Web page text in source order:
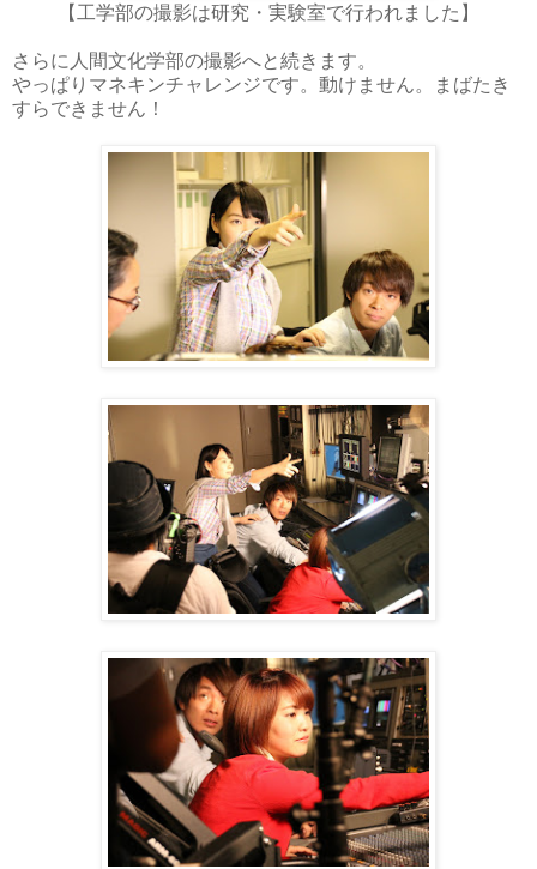
【工学部の撮影は研究・実験室で行われました】
さらに人間文化学部の撮影へと続きます。
やっぱりマネキンチャレンジです。動けません。まばたき
すらできません！